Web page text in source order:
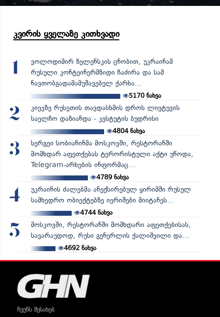
კვირის ყველაზე კითხვადი
1
ვოლოდიმირ ზელენსკის ცნობით, უკრაინამ
რუსული კონტეინერმზიდი ჩაძირა და სამ
ნავთობგადამამუშავებელ ქარხა...
5170ნახვა
2
კიევზე რუსეთის თავდასხმის დროს ლიეტუვის
საელჩო დაზიანდა - კესტუტის ბუდრისი
4804ნახვა
3
სერგეი სობიანინმა მოსკოვში, რესტორანში
მომხდარ აფეთქებას ტერორისტული აქტი უწოდა,
Telegram-არხების ინფორმაც...
4789ნახვა
4
უკრაინის ძალებმა ანექსირებულ ყირიმში რუსულ
სამხედრო ობიექტებზე იერიშები მიიტანეს...
4744ნახვა
5
მოსკოვში, რესტორანში მომხდარი აფეთქებისას,
სავარაუდოდ, რუსი გენერლის ქალიშვილი და...
4692ნახვა
ჩვენს შესახებ